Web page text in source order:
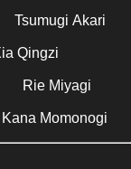
Tsumugi Akari
Qingzi
Rie Miyagi
Kana Momonogi